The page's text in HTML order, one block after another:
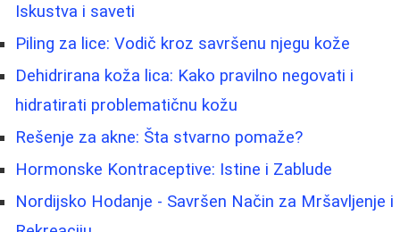
Iskustva i saveti
Piling za lice: Vodič kroz savršenu njegu kože
Dehidrirana koža lica: Kako pravilno negovati i
hidratirati problematičnu kožu
Rešenje za akne: Šta stvarno pomaže?
Hormonske Kontraceptive: Istine i Zablude
Nordijsko Hodanje - Savršen Način za Mršavljenje i